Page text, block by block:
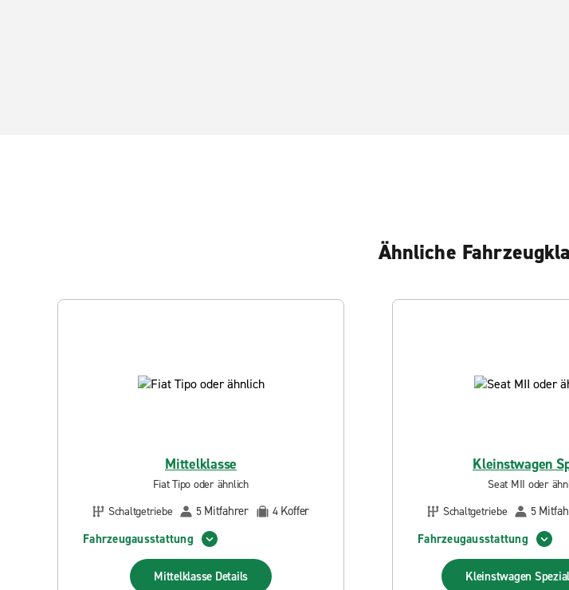
Ähnliche
Mittelklasse
Fiat Tipo oder ähnlich
Schaltgetriebe
5 Mitfahrer 4 Koffer
Fahrzeugausstattung
Mittelklasse Details
Kleinstwagen
Seat MII oder
Schaltgetriebe
5
Fahrzeugausstattung
Kleinstwagen Spezial